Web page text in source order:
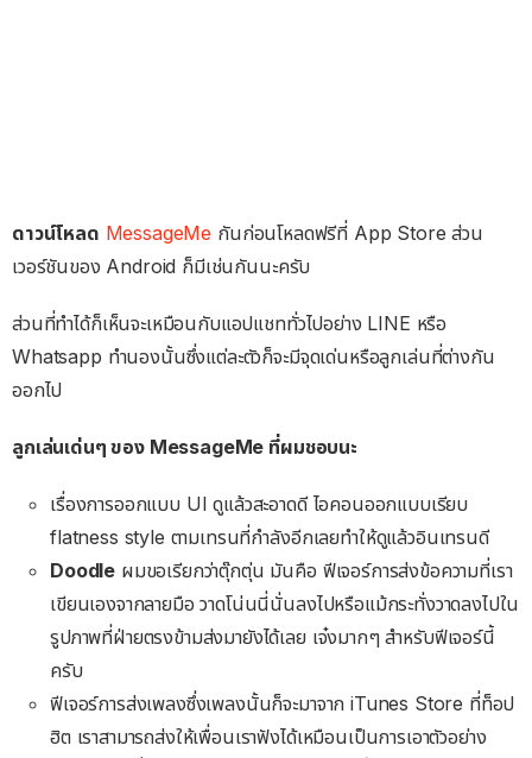
ดาวน์โหลด MessageMe กันก่อนโหลดฟรีที่ App Store ส่วน
เวอร์ชันของ Android ก็มีเช่นกันนะครับ
ส่วนที่ทำได้ก็เห็นจะเหมือนกับแอปแชททั่วไปอย่าง LINE หรือ
Whatsapp ทำนองนั้นซึ่งแต่ละตัวก็จะมีจุดเด่นหรือลูกเล่นที่ต่างกัน
ออกไป
ลูกเล่นเด่นๆ ของ MessageMe ที่ผมชอบนะ
เรื่องการออกแบบ UI ดูแล้วสะอาดดี ไอคอนออกแบบเรียบ
flatness style ตามเทรนที่กำลังอีกเลยทำให้ดูแล้วอินเทรนดี
Doodle ผมขอเรียกว่าตุ๊กตุ่น มันคือ ฟีเจอร์การส่งข้อความที่เรา
เขียนเองจากลายมือ วาดโน่นนี่นั่นลงไปหรือแม้กระทั่งวาดลงไปใน
รูปภาพที่ฝ่ายตรงข้ามส่งมายังได้เลย เจ๋งมากๆ สำหรับฟีเจอร์นี้
ครับ
ฟีเจอร์การส่งเพลงซึ่งเพลงนั้นก็จะมาจาก iTunes Store ที่ท็อป
ฮิต เราสามารถส่งให้เพื่อนเราฟังได้เหมือนเป็นการเอาตัวอย่าง